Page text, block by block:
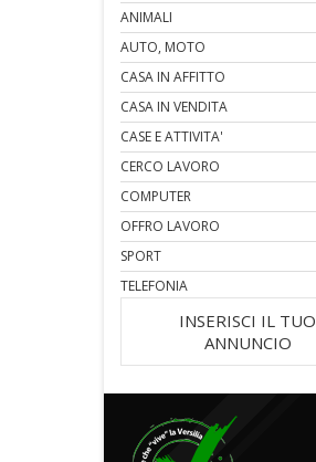
ANIMALI
AUTO, MOTO
CASA IN AFFITTO
CASA IN VENDITA
CASE E ATTIVITA'
CERCO LAVORO
COMPUTER
OFFRO LAVORO
SPORT
TELEFONIA
INSERISCI IL TUO
ANNUNCIO